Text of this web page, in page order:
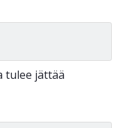
tulee jättää